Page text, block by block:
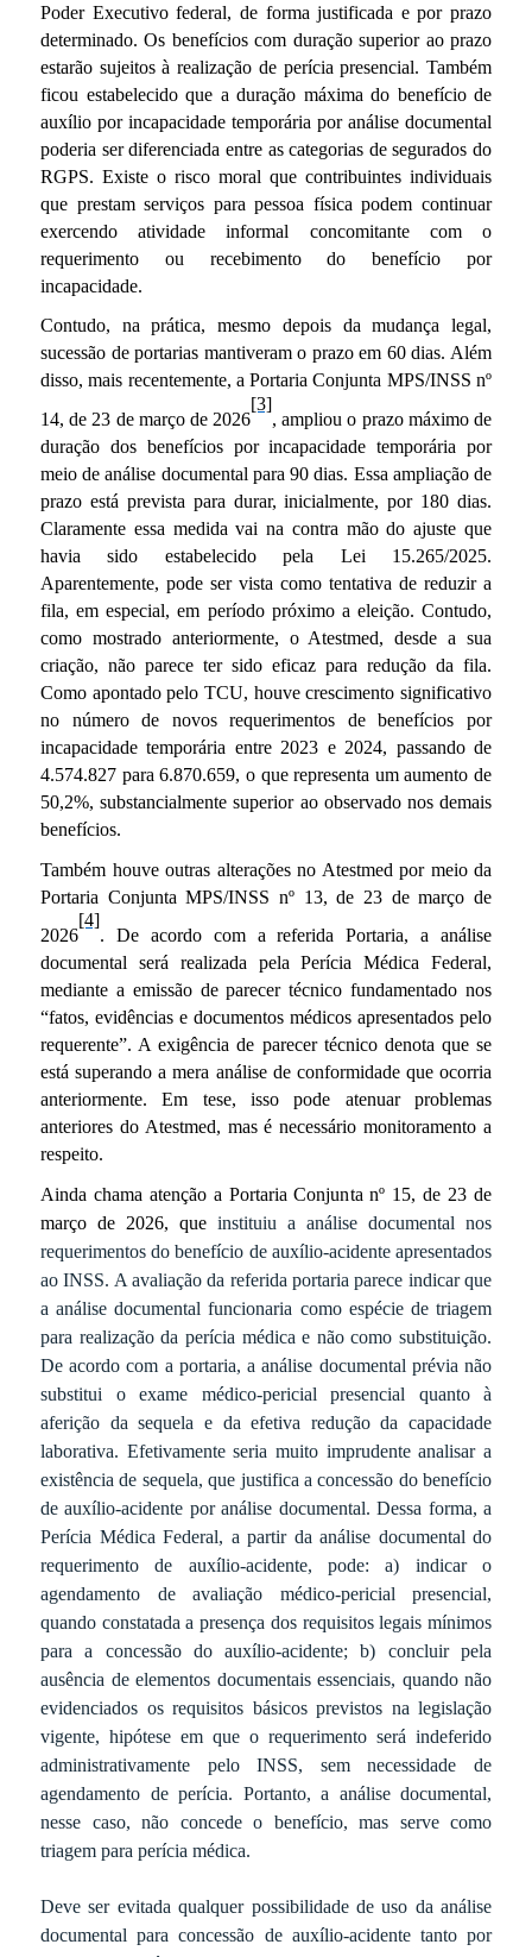
Poder Executivo federal, de forma justificada e por prazo
determinado. Os benefícios com duração superior ao prazo
estarão sujeitos à realização de perícia presencial. Também
ficou estabelecido que a duração máxima do benefício de
auxílio por incapacidade temporária por análise documental
poderia ser diferenciada entre as categorias de segurados do
RGPS. Existe o risco moral que contribuintes individuais
que prestam serviços para pessoa física podem continuar
exercendo atividade informal concomitante com o
requerimento ou recebimento do benefício por
incapacidade.
Contudo, na prática, mesmo depois da mudança legal,
sucessão de portarias mantiveram o prazo em 60 dias. Além
disso, mais recentemente, a Portaria Conjunta MPS/INSS nº
14, de 23 de março de 2026
[3]
, ampliou o prazo máximo de
duração dos benefícios por incapacidade temporária por
meio de análise documental para 90 dias. Essa ampliação de
prazo está prevista para durar, inicialmente, por 180 dias.
Claramente essa medida vai na contra mão do ajuste que
havia sido estabelecido pela Lei 15.265/2025.
Aparentemente, pode ser vista como tentativa de reduzir a
fila, em especial, em período próximo a eleição. Contudo,
como mostrado anteriormente, o Atestmed, desde a sua
criação, não parece ter sido eficaz para redução da fila.
Como apontado pelo TCU, houvecrescimento significativo
no número de novos requerimentos de benefícios por
incapacidade temporária entre 2023 e 2024, passando de
4.574.827 para 6.870.659, o que representa um aumento de
50,2%, substancialmente superior ao observado nos demais
benefícios.
Também houve outras alterações no Atestmed por meio da
Portaria Conjunta MPS/INSS nº 13, de 23 de março de
2026
[4]
. De acordo com a referida Portaria, a análise
documental será realizada pela Perícia Médica Federal,
mediante a emissão de parecer técnico fundamentado nos
“fatos, evidências e documentos médicos apresentados pelo
requerente”. A exigência de parecer técnico denota que se
está superando a mera análise de conformidade que ocorria
anteriormente. Em tese, isso pode atenuar problemas
anteriores do Atestmed, mas é necessário monitoramento a
respeito.
Ainda chama atenção a Portaria Conjunta nº 15, de 23 de
março de 2026, que instituiu a análise documental nos
requerimentos do benefício de auxílio-acidente apresentados
ao INSS. A avaliação da referida portaria parece indicar que
a análise documental funcionaria como espécie de triagem
para realização da perícia médica e não como substituição.
De acordo com a portaria, a análise documental prévia não
substitui o exame médico-pericial presencial quanto à
aferição da sequela e da efetiva redução da capacidade
laborativa. Efetivamente seria muito imprudente analisar a
existência de sequela, que justifica a concessão do benefício
de auxílio-acidente por análise documental. Dessa forma, a
Perícia Médica Federal, a partir da análise documental do
requerimento de auxílio-acidente, pode: a) indicar o
agendamento de avaliação médico-pericial presencial,
quando constatada a presença dos requisitos legais mínimos
para a concessão do auxílio-acidente; b) concluir pela
ausência de elementos documentais essenciais, quando não
evidenciados os requisitos básicos previstos na legislação
vigente, hipótese em que o requerimento será indeferido
administrativamente pelo INSS, sem necessidade de
agendamento de perícia. Portanto, a análise documental,
nesse caso, não concede o benefício, mas serve como
triagem para perícia médica.
Deve ser evitada qualquer possibilidade de uso da análise
documental para concessão de auxílio-acidente tanto por